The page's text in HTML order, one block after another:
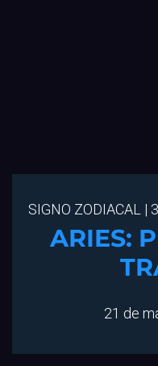
SIGNO ZODIACAL |
ARIES:
21 de